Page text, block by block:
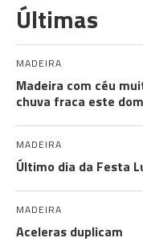
Últimas
MADEIRA
Madeira com céu
chuva fraca este
MADEIRA
Último dia da Festa
MADEIRA
Aceleras duplicam